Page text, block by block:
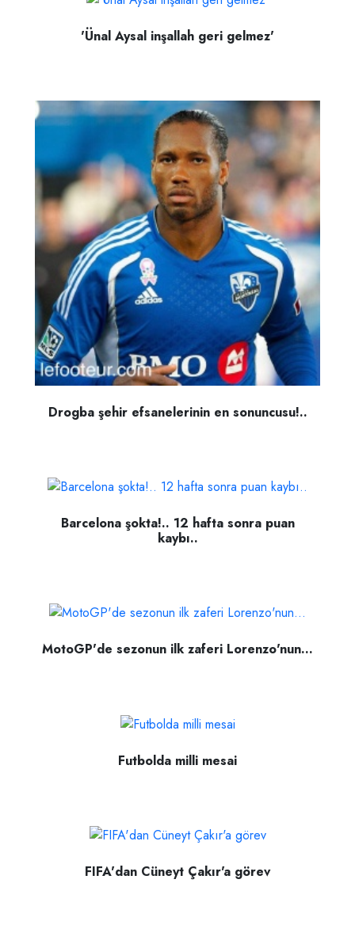
'Ünal Aysal inşallah geri gelmez'
Drogba şehir efsanelerinin en sonuncusu!..
Barcelona şokta!.. 12 hafta sonra puan
kaybı..
MotoGP'de sezonun ilk zaferi Lorenzo'nun...
Futbolda milli mesai
FIFA'dan Cüneyt Çakır'a görev